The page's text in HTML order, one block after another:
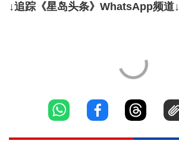
↓追踪《星岛头条》WhatsApp频道↓